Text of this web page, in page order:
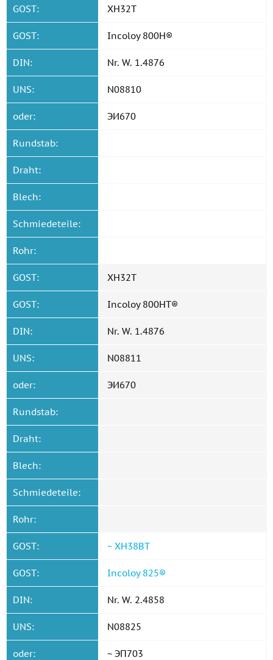
GOST: ХН32Т
GOST: Incoloy 800H®
DIN: Nr. W. 1.4876
UNS: N08810
oder: ЭИ670
Rundstab:
Draht:
Blech:
Schmiedeteile:
Rohr:
GOST: ХН32Т
GOST: Incoloy 800HT®
DIN: Nr. W. 1.4876
UNS: N08811
oder: ЭИ670
Rundstab:
Draht:
Blech:
Schmiedeteile:
Rohr:
GOST: ~ ХН38ВТ
GOST: Incoloy 825®
DIN: Nr. W. 2.4858
UNS: N08825
oder: ~ ЭП703